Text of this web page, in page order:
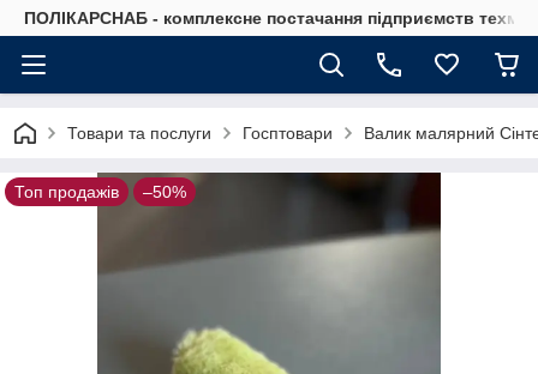
ПОЛІКАРСНАБ - комплексне постачання підприємств
Товари та послуги Госптовари Валик малярний
Топ продажів –50%